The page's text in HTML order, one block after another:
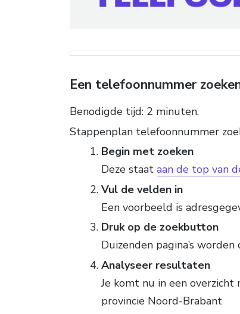
Een telefoonnummer
Benodigde tijd: 2 minuten.
Stappenplan telefoonnummer
Begin met zoeken
Deze staat aan de top van
Vul de velden in
Een voorbeeld is
Druk op de zoekbutton
Duizenden pagina’s
Analyseer resultaten
Je komt nu in een
provincie Noord-Brabant